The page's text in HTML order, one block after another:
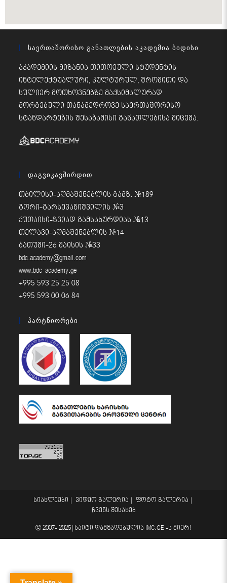
Საერთაშორისო Განათლების Აკადემია Ბიდისი
აკადემიის მიზანია თითოეული სტუდენტის
ინტელექტუალური, კულტურულ, შრომითი და
სულიერ მოთხოვნებზე მაქსიმალურად
მორგებული თანამედროვე საერთაშორისო
სტანდარტების შესაბამისი განათლებისა მიცემა.
Დაგვიკავშირდით
თბილისი-აღმაშენებლის გამზ. #189
გორი-გარსევანიშვილის #3
ქუთაისი-ზვიად გამსახურდიას #13
თელავი-აღმაშენებლის #14
ბათუმი-26 მაისის #33
bdc.academy@gmail.com
www.bdc-academy.ge
+995 593 25 25 08
+995 593 00 06 84
Პარტნიორები
სიახლეები ვიდეო გალერია
ფოტო გალერია
ჩვენს შესახებ
© 2007- 2025 | საიტი დამზადებულია IMC.GE -ს მიერ!